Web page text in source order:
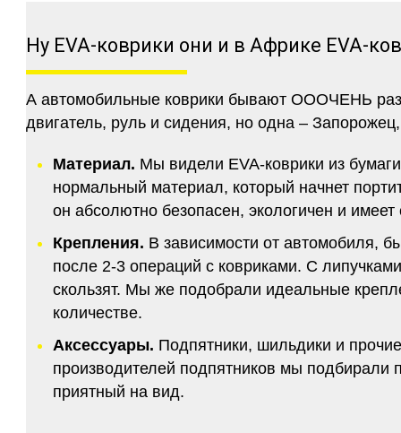
Ну EVA-коврики они и в Африке EVA-
А автомобильные коврики бывают ОООЧЕНЬ
двигатель, руль и сидения, но одна –
Материал. Мы видели EVA-коврики из
нормальный материал, который начнет
он абсолютно безопасен, экологичен и
Крепления. В зависимости от автомобиля,
после 2-3 операций с ковриками. С
скользят. Мы же подобрали идеальные
количестве.
Аксессуары. Подпятники, шильдики и
производителей подпятников мы подбирали
приятный на вид.